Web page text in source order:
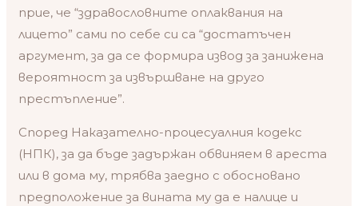
прие, че “здравословните оплаквания на
лицето” сами по себе си са “достатъчен
аргумент, за да се формира извод за занижена
вероятност за извършване на друго
престъпление”.
Според Наказателно-процесуалния кодекс
(НПК), за да бъде задържан обвиняем в ареста
или в дома му, трябва заедно с обосновано
предположение за вината му да е налице и